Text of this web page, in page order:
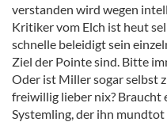
verstanden wird wegen
Kritiker vom Elch ist heut
schnelle beleidigt sein
Ziel der Pointe sind. Bitte
Oder ist Miller sogar selbst
freiwillig lieber nix? Braucht
Systemling, der ihn mundtot